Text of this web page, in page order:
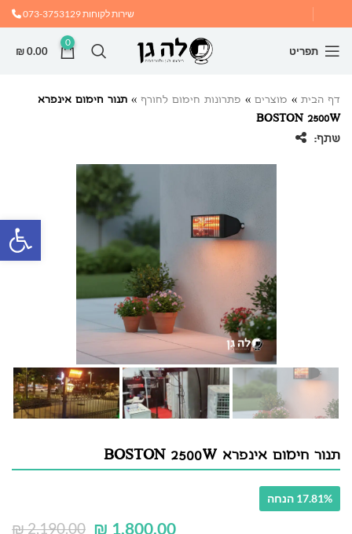
שירות לקוחות073-3753129
תפריט
0
₪0.00
דף הבית » מוצרים » פתרונות חימום לחורף » תנור חימום אינפרא
BOSTON 2500W
שתף:
תנור חימום אינפרא BOSTON 2500W
17.81% הנחה
₪2,190.00 ₪ 1,800.00